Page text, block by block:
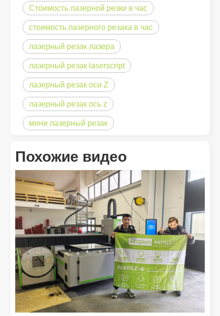
Лазерное удаление краски. Вам нужно выбрать лучший способ удаления краски.
В области обработки и реставрации поверхностей лазерное
Сколько стоит лазерный резак? Как выбрать лучшее?
Станки лазерной резки являются важным инструментом в
Стоимость лазерной резки в час
стоимость лазерного резака в час
лазерный резак лазера
лазерный резак laserscript
лазерный резак оси Z
лазерный резак ось z
мини лазерный резак
Похожие видео